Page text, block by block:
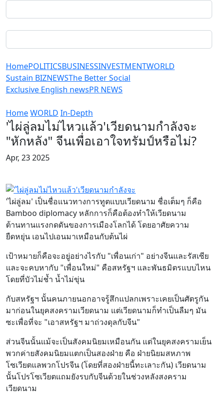
HomePOLITICSBUSINESSINVESTMENTWORLD
Sustain BIZNEWSThe Better Social
Exclusive English newsPR NEWS
HomeWORLD In-Depth
'ไผ่ลู่ลมไม่ไหวแล้ว'เวียดนามกำลังจะ
"หักหลัง" จีนเพื่อเอาใจทรัมป์หรือไม่?
Apr, 23 2025
'ไผ่ลู่ลม' เป็นชื่อแนวทางการทูตแบบเวียดนาม ชื่อเต็มๆ ก็คือ
Bamboo diplomacy หลักการก็คือต้องทำให้เวียดนาม
ต้านทานแรงกดดันของการเมืองโลกได้ โดยอาศัยความ
ยืดหยุ่น เอนไปเอนมาเหมือนกับต้นไผ่
เป้าหมายก็คือจะอยู่อย่างไรกับ "เพื่อนเก่า" อย่างจีนและรัสเซีย
และจะคบหากับ "เพื่อนใหม่" คือสหรัฐฯ และพันธมิตรแบบไหน
โดยที่บัวไม่ช้ำ น้ำไม่ขุ่น
กับสหรัฐฯ นั้นคนภายนอกอาจรู้สึกแปลกเพราะเคยเป็นศัตรูกัน
มาก่อนในยุคสงครามเวียดนาม แต่เวียดนามก็ทำเป็นลืมๆ มัน
ซะเพื่อที่จะ "เอาสหรัฐฯ มาถ่วงดุลกับจีน"
ส่วนจีนนั้นแม้จะเป็นสังคมนิยมเหมือนกัน แต่ในยุคสงครามเย็น
พวกค่ายสังคมนิยมแตกเป็นสองฝ่าย คือ ฝ่ายนิยมสหภาพ
โซเวียตแลพวกโปรจีน (โดยที่สองฝ่ายนี้ทะเลาะกัน) เวียดนาม
นั้นโปรโซเวียตแถมยังรบกับจีนด้วยในช่วงหลังสงคราม
เวียดนาม